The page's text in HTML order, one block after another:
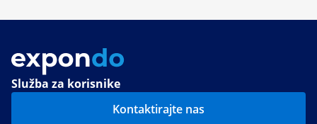
Služba za korisnike
Kontaktirajte nas